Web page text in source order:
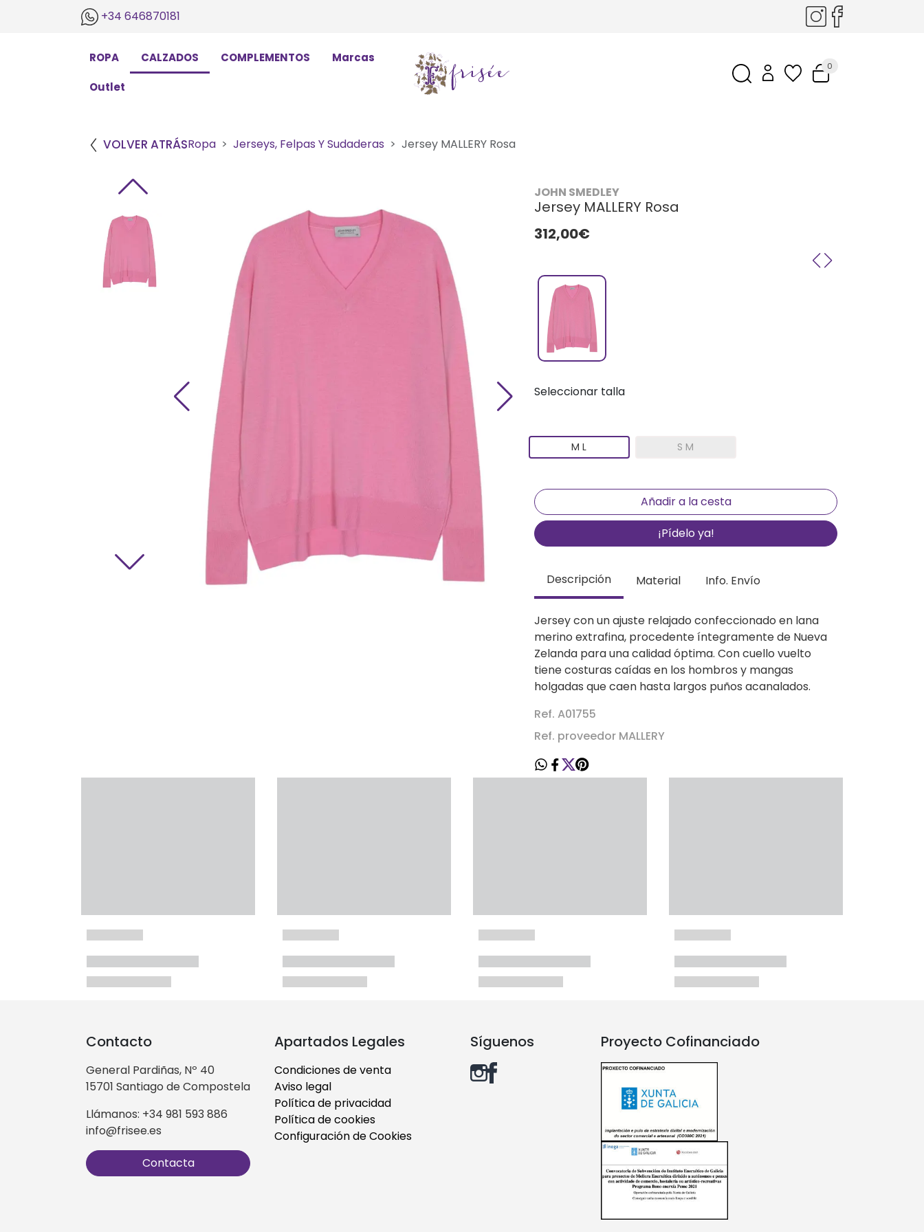
+34 646870181
ROPA CALZADOS COMPLEMENTOS Marcas
Outlet
0
VOLVER ATRÁSRopa Jerseys, Felpas Y Sudaderas Jersey MALLERY Rosa
JOHN SMEDLEY
Jersey MALLERY Rosa
312,00€
Seleccionar talla
M L S M
¡Pídelo ya!
Descripción Material Info. Envío
Jersey con un ajuste relajado confeccionado en lana
merino extrafina, procedente íntegramente de Nueva
Zelanda para una calidad óptima. Con cuello vuelto
tiene costuras caídas en los hombros y mangas
holgadas que caen hasta largos puños acanalados.
Ref. A01755
Ref. proveedor MALLERY
Contacto
General Pardiñas, Nº 40
15701 Santiago de Compostela
Llámanos: +34 981 593 886
info@frisee.es
Contacta
Apartados Legales
Condiciones de venta
Aviso legal
Política de privacidad
Política de cookies
Configuración de Cookies
Síguenos Proyecto Cofinanciado